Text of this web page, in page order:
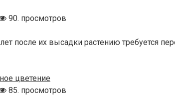
90. просмотров
после их высадки растению требуется
цветение
85. просмотров